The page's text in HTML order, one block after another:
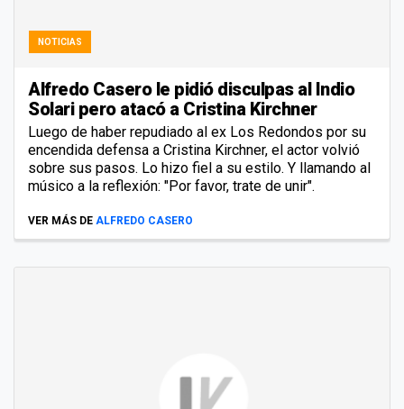
NOTICIAS
Alfredo Casero le pidió disculpas al Indio
Solari pero atacó a Cristina Kirchner
Luego de haber repudiado al ex Los Redondos por su
encendida defensa a Cristina Kirchner, el actor volvió
sobre sus pasos. Lo hizo fiel a su estilo. Y llamando al
músico a la reflexión: "Por favor, trate de unir".
VER MÁS DE ALFREDO CASERO